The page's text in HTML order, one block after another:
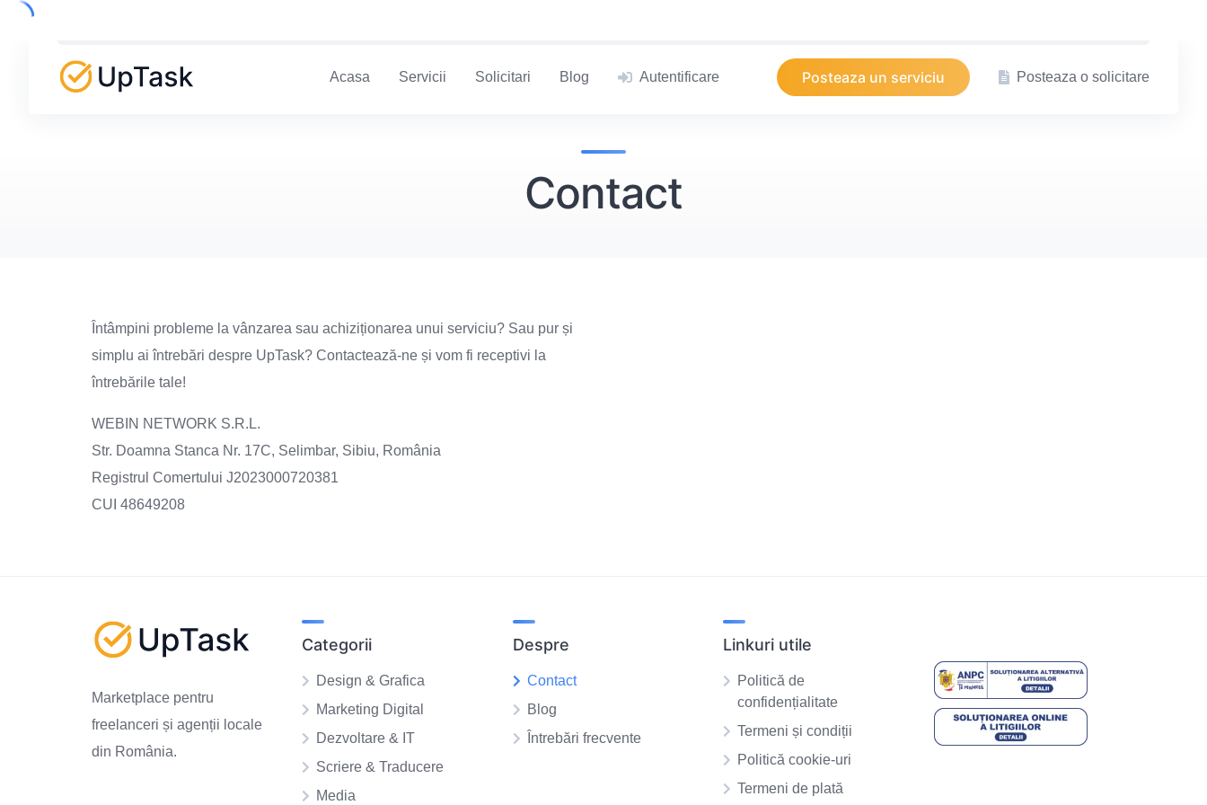
Skip
Acasa
Servicii Solicitari Blog Autentificare Posteaza un serviciu Posteaza o solicitare
Contact
Întâmpini probleme la vânzarea sau achiziționarea unui serviciu? Sau pur și
simplu ai întrebări despre UpTask? Contactează-ne și vom fi receptivi la
întrebările tale!
WEBIN NETWORK S.R.L.
Str. Doamna Stanca Nr. 17C, Selimbar, Sibiu, România
Registrul Comertului J2023000720381
CUI 48649208
Marketplace pentru
freelanceri și agenții locale
din România.
Categorii
Design & Grafica
Marketing Digital
Dezvoltare & IT
Scriere & Traducere
Media
Despre
Contact
Blog
Întrebări frecvente
Linkuri utile
Politică de
confidențialitate
Termeni și condiții
Politică cookie-uri
Termeni de plată